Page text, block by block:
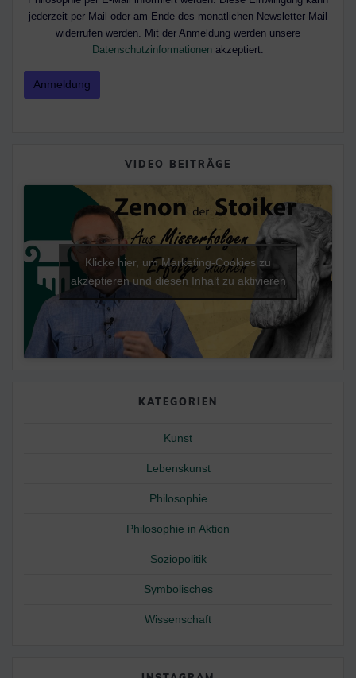
jederzeit per Mail oder am Ende des monatlichen Newsletter-Mail
widerrufen werden. Mit der Anmeldung werden unsere
Datenschutzinformationen akzeptiert.
VIDEO BEITRÄGE
Klicke hier, um Marketing-Cookies zu
akzeptieren und diesen Inhalt zu aktivieren
KATEGORIEN
Kunst
Lebenskunst
Philosophie
Philosophie in Aktion
Soziopolitik
Symbolisches
Wissenschaft